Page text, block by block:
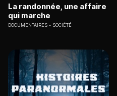
La randonnée, une affaire
qui marche
DOCUMENTAIRES SOCIÉTÉ